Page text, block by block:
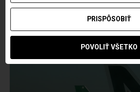
autorLovci leteniek a dovoleniek
PRISPÔSOBIŤ
POVOLIŤ VŠETKO